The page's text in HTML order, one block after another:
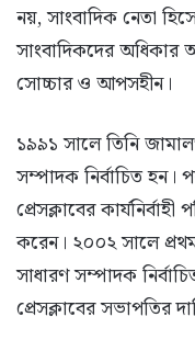
নয়, সাংবাদিক নেতা
সাংবাদিকদের
সোচ্চার ও আপসহীন।
১৯৯১ সালে তিনি
সম্পাদক নির্বাচিত হন।
প্রেসক্লাবের
করেন। ২০০২ সালে
সাধারণ সম্পাদক
প্রেসক্লাবের সভাপতির